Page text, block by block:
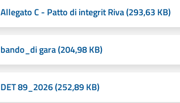
Allegato C - Patto di integrit Riva (293,63 KB)
bando_di gara (204,98 KB)
DET 89_2026 (252,89 KB)